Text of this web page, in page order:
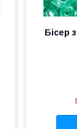
Бісер